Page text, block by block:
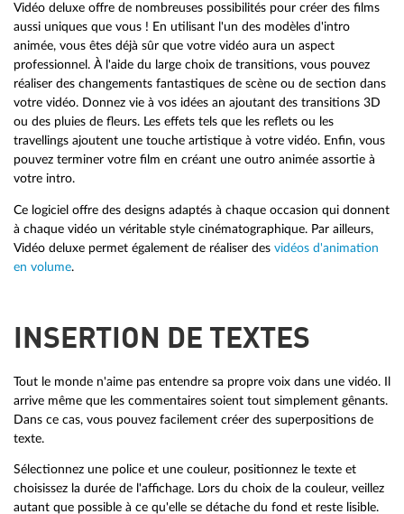
Vidéo deluxe offre de nombreuses possibilités pour créer des films
aussi uniques que vous ! En utilisant l'un des modèles d'intro
animée, vous êtes déjà sûr que votre vidéo aura un aspect
professionnel. À l'aide du large choix de transitions, vous pouvez
réaliser des changements fantastiques de scène ou de section dans
votre vidéo. Donnez vie à vos idées an ajoutant des transitions 3D
ou des pluies de fleurs. Les effets tels que les reflets ou les
travellings ajoutent une touche artistique à votre vidéo. Enfin, vous
pouvez terminer votre film en créant une outro animée assortie à
votre intro.
Ce logiciel offre des designs adaptés à chaque occasion qui donnent
à chaque vidéo un véritable style cinématographique. Par ailleurs,
Vidéo deluxe permet également de réaliser des vidéos d'animation
en volume.
INSERTION DE TEXTES
Tout le monde n'aime pas entendre sa propre voix dans une vidéo. Il
arrive même que les commentaires soient tout simplement gênants.
Dans ce cas, vous pouvez facilement créer des superpositions de
texte.
Sélectionnez une police et une couleur, positionnez le texte et
choisissez la durée de l'affichage. Lors du choix de la couleur, veillez
autant que possible à ce qu'elle se détache du fond et reste lisible.